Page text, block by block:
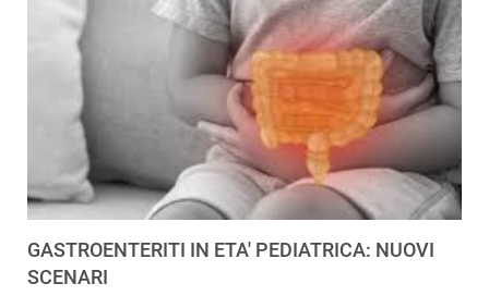
GASTROENTERITI IN ETA' PEDIATRICA: NUOVI
SCENARI